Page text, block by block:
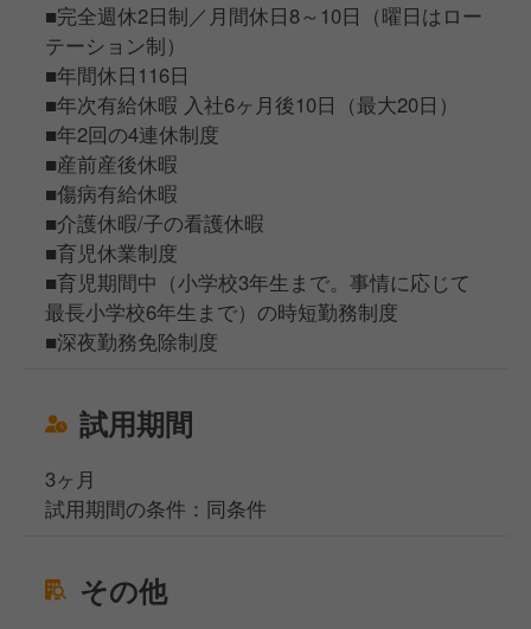
■完全週休2日制／月間休日8～10日（曜日はロー
テーション制）
■年間休日116日
■年次有給休暇 入社6ヶ月後10日（最大20日）
■年2回の4連休制度
■産前産後休暇
■傷病有給休暇
■介護休暇/子の看護休暇
■育児休業制度
■育児期間中（小学校3年生まで。事情に応じて
最長小学校6年生まで）の時短勤務制度
■深夜勤務免除制度
試用期間
3ヶ月
試用期間の条件：同条件
その他